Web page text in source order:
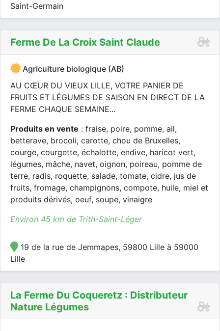
Saint-Germain
Ferme De La Croix Saint Claude
Agriculture biologique (AB)
AU CŒUR DU VIEUX LILLE, VOTRE PANIER DE
FRUITS ET LÉGUMES DE SAISON EN DIRECT DE LA
FERME CHAQUE SEMAINE...
Produits en vente : fraise, poire, pomme, ail,
betterave, brocoli, carotte, chou de Bruxelles,
courge, courgette, échalotte, endive, haricot vert,
légumes, mâche, navet, oignon, poireau, pomme de
terre, radis, roquette, salade, tomate, cidre, jus de
fruits, fromage, champignons, compote, huile, miel et
produits dérivés, oeuf, soupe, vinaigre
Environ 45 km de Trith-Saint-Léger
19 de la rue de Jemmapes, 59800 Lille à 59000
Lille
La Ferme Du Coqueretz : Distributeur
Nature Légumes